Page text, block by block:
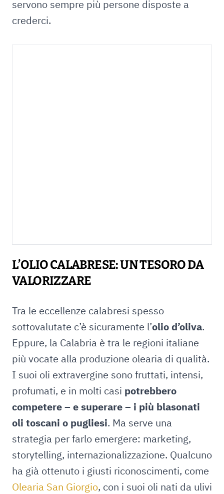
servono sempre più persone disposte a
crederci.
L’OLIO CALABRESE: UN TESORO DA
VALORIZZARE
Tra le eccellenze calabresi spesso
sottovalutate c’è sicuramente l’olio d’oliva.
Eppure, la Calabria è tra le regioni italiane
più vocate alla produzione olearia di qualità.
I suoi oli extravergine sono fruttati, intensi,
profumati, e in molti casi potrebbero
competere – e superare – i più blasonati
oli toscani o pugliesi. Ma serve una
strategia per farlo emergere: marketing,
storytelling, internazionalizzazione. Qualcuno
ha già ottenuto i giusti riconoscimenti, come
Olearia San Giorgio, con i suoi oli nati da ulivi